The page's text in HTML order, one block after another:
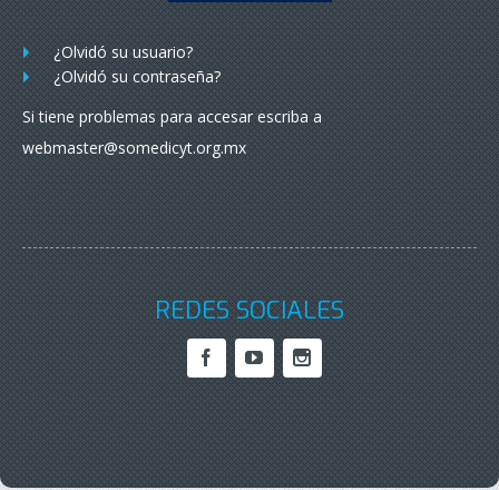
¿Olvidó su usuario?
¿Olvidó su contraseña?
Si tiene problemas para accesar escriba a
webmaster@somedicyt.org.mx
REDES SOCIALES